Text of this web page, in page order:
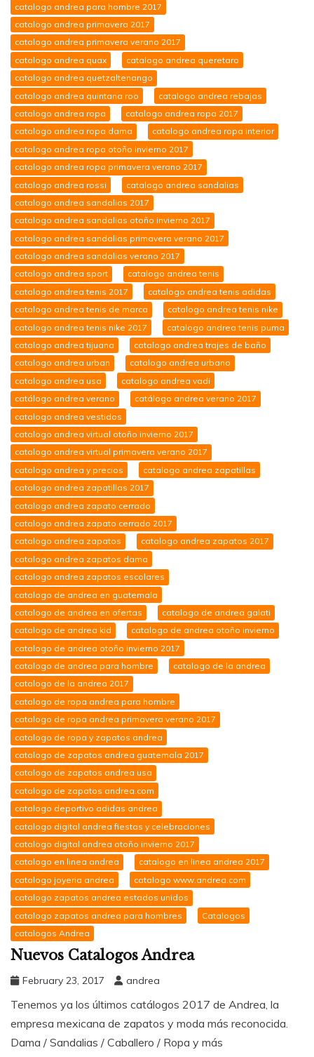
catalogo andrea para hombre 2017
catalogo andrea primavera 2017
catalogo andrea primavera verano 2017
catalogo andrea quax
catalogo andrea queretaro
catalogo andrea quetzaltenango
catalogo andrea quintana roo
catalogo andrea rebajas
catalogo andrea ropa
catalogo andrea ropa 2017
catalogo andrea ropa dama
catalogo andrea ropa interior
catalogo andrea ropa otoño invierno 2017
catalogo andrea ropa primavera verano 2017
catalogo andrea rossi
catalogo andrea sandalias
catalogo andrea sandalias 2017
catalogo andrea sandalias otoño invierno 2017
catalogo andrea sandalias primavera verano 2017
catalogo andrea sandalias verano 2017
catalogo andrea sport
catalogo andrea tenis
catalogo andrea tenis 2017
catalogo andrea tenis adidas
catalogo andrea tenis de marca
catalogo andrea tenis nike
catalogo andrea tenis nike 2017
catalogo andrea tenis puma
catalogo andrea tijuana
catalogo andrea trajes de baño
catalogo andrea urban
catalogo andrea urbano
catalogo andrea usa
catalogo andrea vadi
catálogo andrea verano
catálogo andrea verano 2017
catalogo andrea vestidos
catalogo andrea virtual otoño invierno 2017
catalogo andrea virtual primavera verano 2017
catalogo andrea y precios
catalogo andrea zapatillas
catalogo andrea zapatillas 2017
catalogo andrea zapato cerrado
catalogo andrea zapato cerrado 2017
catalogo andrea zapatos
catalogo andrea zapatos 2017
catalogo andrea zapatos dama
catalogo andrea zapatos escolares
catalogo de andrea en guatemala
catalogo de andrea en ofertas
catalogo de andrea galati
catalogo de andrea kid
catalogo de andrea otoño invierno
catalogo de andrea otoño invierno 2017
catalogo de andrea para hombre
catalogo de la andrea
catalogo de la andrea 2017
catalogo de ropa andrea para hombre
catalogo de ropa andrea primavera verano 2017
catalogo de ropa y zapatos andrea
catalogo de zapatos andrea guatemala 2017
catalogo de zapatos andrea usa
catalogo de zapatos andrea.com
catalogo deportivo adidas andrea
catalogo digital andrea fiestas y celebraciones
catalogo digital andrea otoño invierno 2017
catalogo en linea andrea
catalogo en linea andrea 2017
catalogo joyeria andrea
catalogo www.andrea.com
catalogo zapatos andrea estados unidos
catalogo zapatos andrea para hombres
Catalogos
catalogos Andrea
Nuevos Catalogos Andrea
February 23, 2017 andrea
Tenemos ya los últimos catálogos 2017 de Andrea, la
empresa mexicana de zapatos y moda más reconocida.
Dama / Sandalias / Caballero / Ropa y más